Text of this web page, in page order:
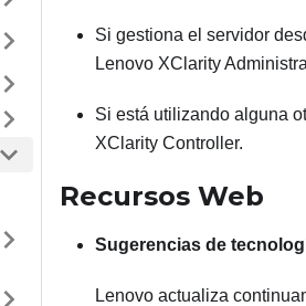
Si gestiona el servidor
Lenovo XClarity
Si está utilizando alguna
XClarity Controller.
Recursos Web
Sugerencias de
Lenovo actualiza